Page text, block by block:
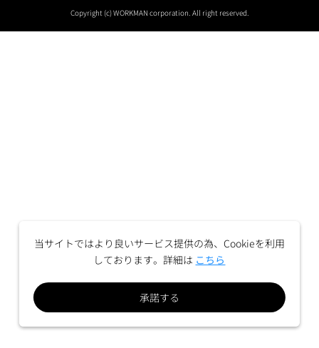
Copyright (c) WORKMAN corporation. All right reserved.
当サイトではより良いサービス提供の為、Cookieを利用
しております。詳細は こちら
承諾する